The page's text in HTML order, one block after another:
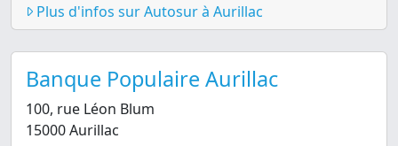
Plus d'infos sur Autosur à Aurillac
Banque Populaire Aurillac
100, rue Léon Blum
15000 Aurillac